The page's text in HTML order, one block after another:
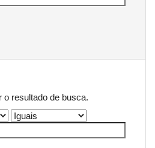
o resultado de busca.